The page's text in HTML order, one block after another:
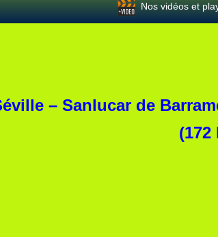
Nos vidéos et
– Sanlucar de
(172